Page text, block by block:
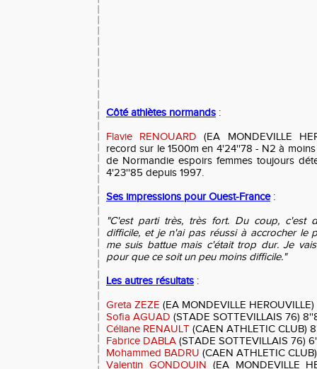
Côté athlètes normands :
Flavie RENOUARD (EA MONDEVILLE
record sur le 1500m en 4'24''78 - N2 à
de Normandie espoirs femmes toujours
4'23''85 depuis 1997.
Ses impressions pour Ouest-France:
"C'est parti très, très fort. Du coup, c'est
difficile, et je n'ai pas réussi à accrocher le
me suis battue mais c'était trop dur. Je
pour que ce soit un peu moins difficile."
Les autres résultats :
Greta ZEZE (EA MONDEVILLE
Sofia AGUAD (STADE SOTTEVILLAIS 76)
Céliane RENAULT (CAEN ATHLETIC CLUB)
Fabrice DABLA (STADE SOTTEVILLAIS 76)
Mohammed BADRU (CAEN ATHLETIC
Valentin GONDOUIN (EA MONDEVILLE